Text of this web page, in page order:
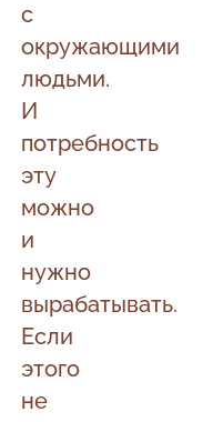
с
окружающими
людьми.
И
потребность
эту
можно
и
нужно
вырабатывать.
Если
этого
не